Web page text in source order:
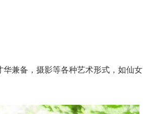
兼备，摄影等各种艺术形式，如仙女